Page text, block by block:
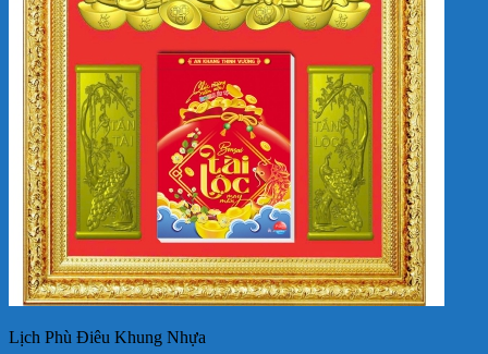
Lịch Phù Điêu Khung Nhựa